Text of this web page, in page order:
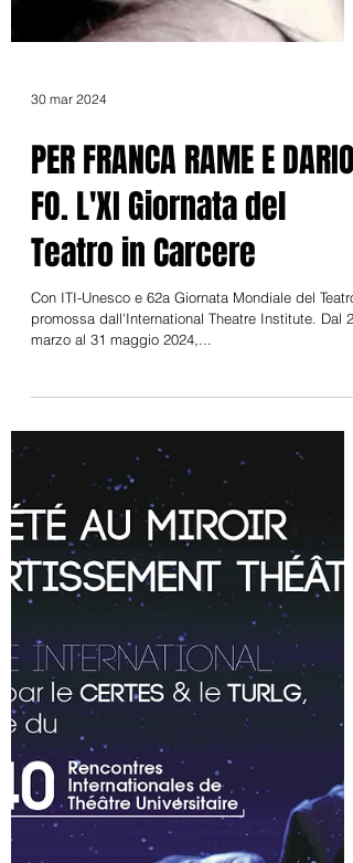
30 mar 2024
PER FRANCA RAME E DARIO
FO. L'XI Giornata del
Teatro in Carcere
promossa dall'International Theatre Institute. Dal 27
marzo al 31 maggio 2024,...